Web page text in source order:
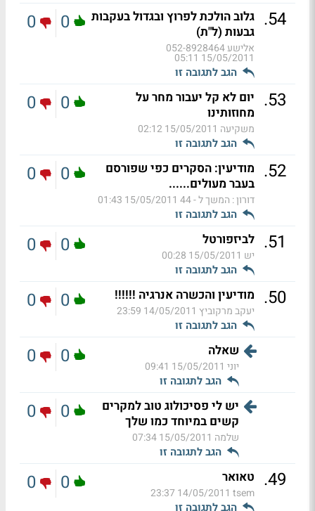
54
. גלוב הולכת לפרוץ ובגדול בעקבות
גבעות (ל"ת)
אלישע 052-8928464
15/05/2011 05:11
הגב לתגובה זו
0
0
53
. יום לא קל יעבור מחר על
מחוזותינו
משקיעה 15/05/2011 02:12
הגב לתגובה זו
0
0
52
. מודיעין: הסקרים כפי שפורסם
בעבר מעולים......
דורון : המשך ל - 44 15/05/2011 01:43
הגב לתגובה זו
0
0
51
. לביזפורטל
יש 15/05/2011 00:28
הגב לתגובה זו
0
0
50
. מודיעין והכשרה אנרגיה !!!!!!
יעקב מרקוביץ 14/05/2011 23:59
הגב לתגובה זו
0
0
שאלה
יוני 15/05/2011 09:41
הגב לתגובה זו
0
0
יש לי פסיכולוג טוב למקרים
קשים במיוחד כמו שלך
שלמה 15/05/2011 07:34
הגב לתגובה זו
0
0
49
. טאואר
tsem
14/05/2011 23:37
הגב לתגובה זו
0
0